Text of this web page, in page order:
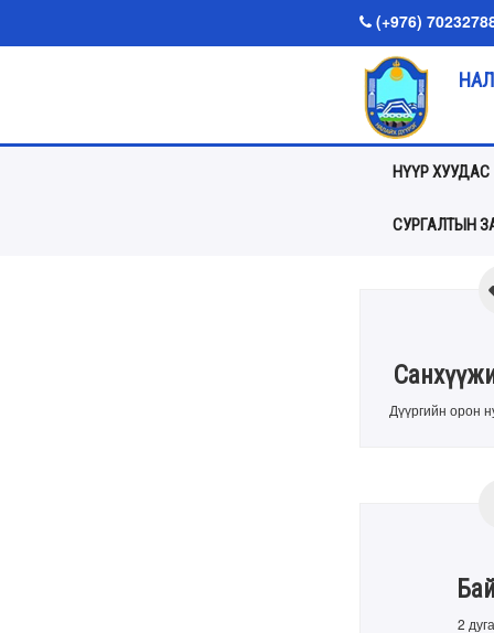
(+976)
НҮҮР ХУУДАС
СУРГАЛТЫН
Дүүргийн орон
2